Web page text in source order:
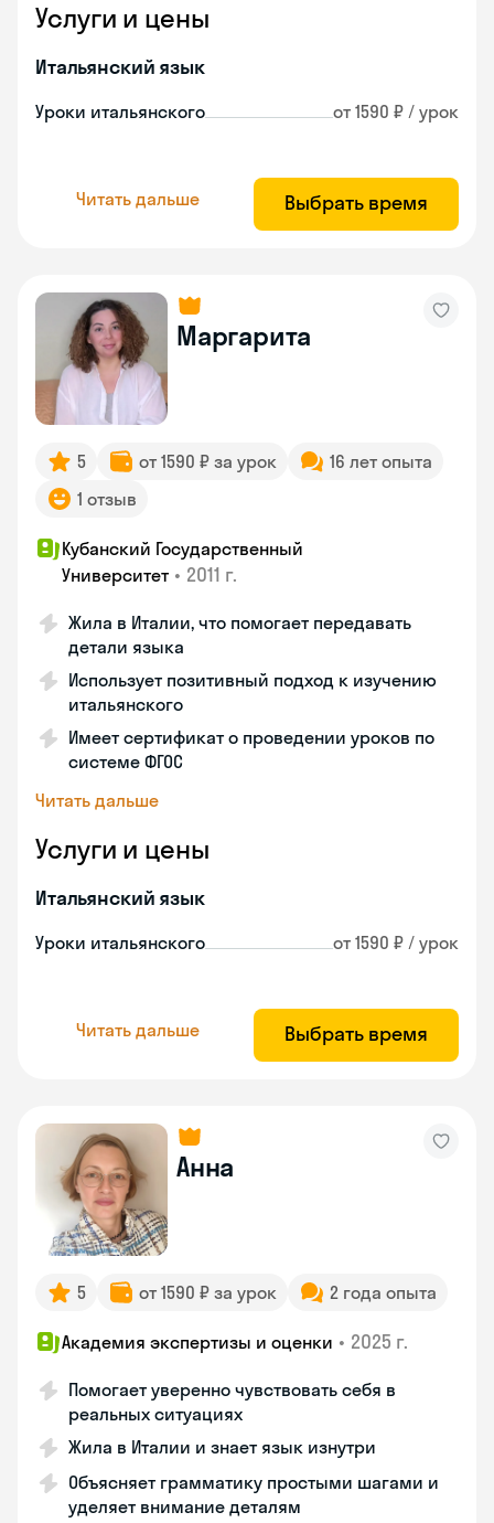
Услуги и цены
Итальянский язык
Уроки итальянского от 1590 ₽ / урок
Читать дальше Выбрать время
Маргарита
5 от 1590 ₽ за урок
16 лет опыта
1 отзыв
Кубанский Государственный
Университет • 2011 г.
Жила в Италии, что помогает передавать
детали языка
Использует позитивный подход к изучению
итальянского
Имеет сертификат о проведении уроков по
системе ФГОС
Читать дальше
Услуги и цены
Итальянский язык
Уроки итальянского от 1590 ₽ / урок
Читать дальше Выбрать время
Анна
5 от 1590 ₽ за урок 2 года опыта
Академия экспертизы и оценки • 2025 г.
Помогает уверенно чувствовать себя в
реальных ситуациях
Жила в Италии и знает язык изнутри
Объясняет грамматику простыми шагами и
уделяет внимание деталям